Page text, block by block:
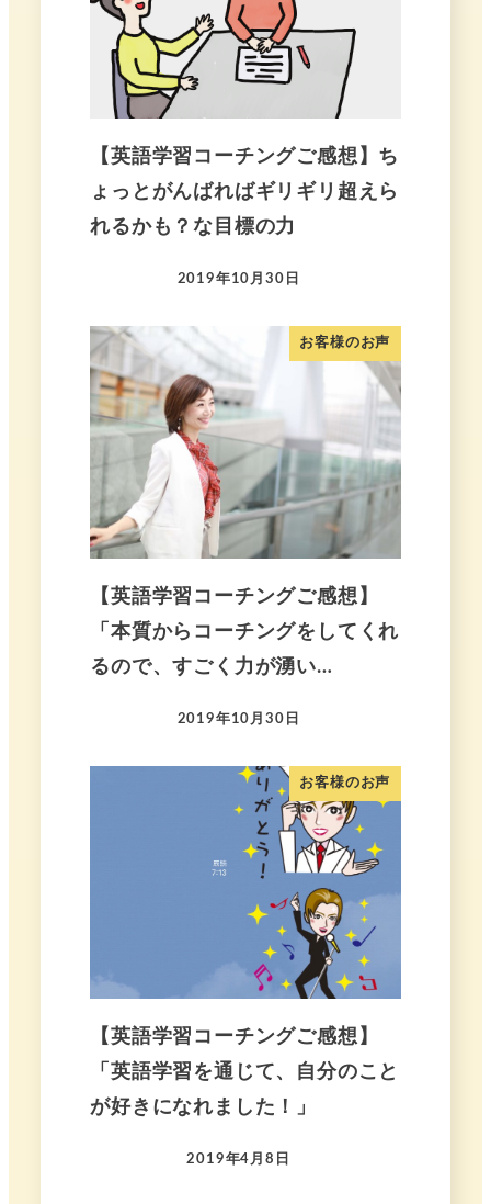
【英語学習コーチングご感想】ち
ょっとがんばればギリギリ超えら
れるかも？な目標の力
2019年10月30日
お客様のお声
【英語学習コーチングご感想】
「本質からコーチングをしてくれ
るので、すごく力が湧い…
2019年10月30日
お客様のお声
【英語学習コーチングご感想】
「英語学習を通じて、自分のこと
が好きになれました！」
2019年4月8日